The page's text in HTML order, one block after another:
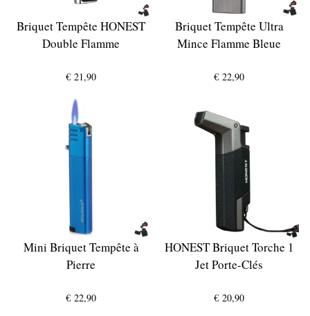
Briquet Tempête HONEST
Double Flamme
€ 21,90
Briquet Tempête Ultra
Mince Flamme Bleue
€ 22,90
Mini Briquet Tempête à
Pierre
€ 22,90
HONEST Briquet Torche 1
Jet Porte-Clés
€ 20,90